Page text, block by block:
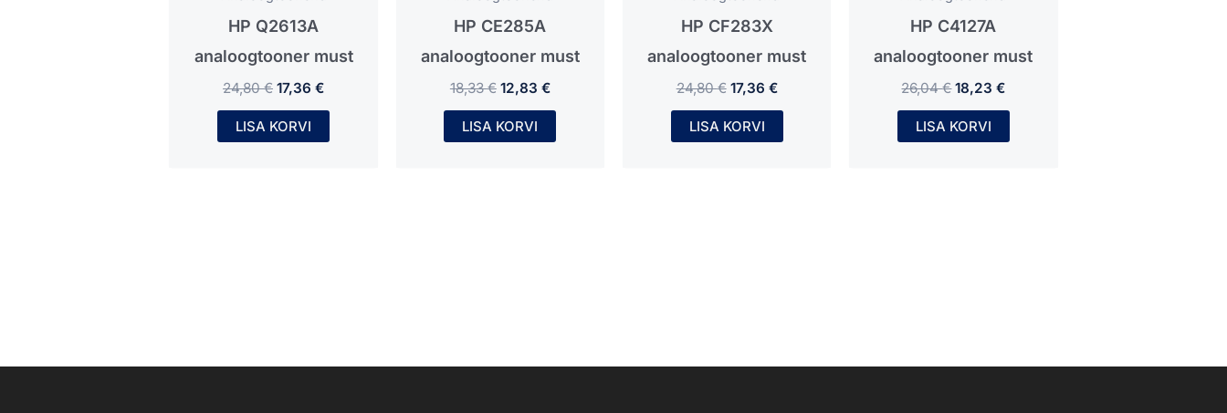
HP Q2613A
analoogtooner must
24,80€ 17,36€
LISA KORVI
HP CE285A
analoogtooner must
18,33€ 12,83 €
LISA KORVI
HP CF283X
analoogtooner must
24,80€ 17,36 €
LISA KORVI
HP C4127A
analoogtooner must
26,04€ 18,23€
LISA KORVI